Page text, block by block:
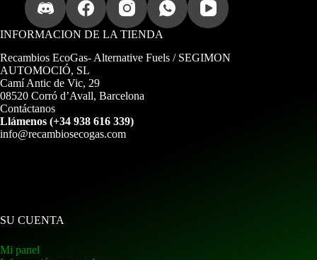
INFORMACION DE LA TIENDA
Recambios EcoGas- Alternative Fuels / SEGIMON
AUTOMOCIÓ, SL
Camí Antic de Vic, 29
08520 Corró d’Avall, Barcelona
Contáctanos
Llámenos (+34 938 616 339)
info@recambiosecogas.com
SU CUENTA
Mi panel